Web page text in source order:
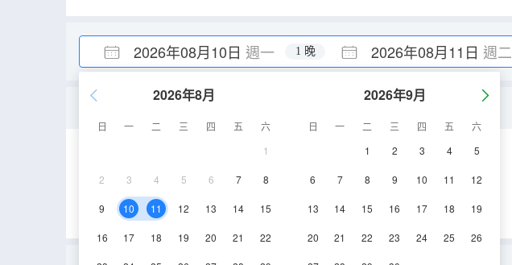
2026年08月10日 週一 2026年08月11日 週二
1 晚
2026年8月
日 一 二 三 四 五
六
1
2 3 4 5 6 7 8
9 10 11 12 13 14 15
16 17 18 19 20 21 22
2026年9月
日 一 二 三 四 五
六
1
2 3 4 5
6 7 8 9 10 11 12
13 14 15 16 17 18 19
20 21 22 23 24 25 26
電視機